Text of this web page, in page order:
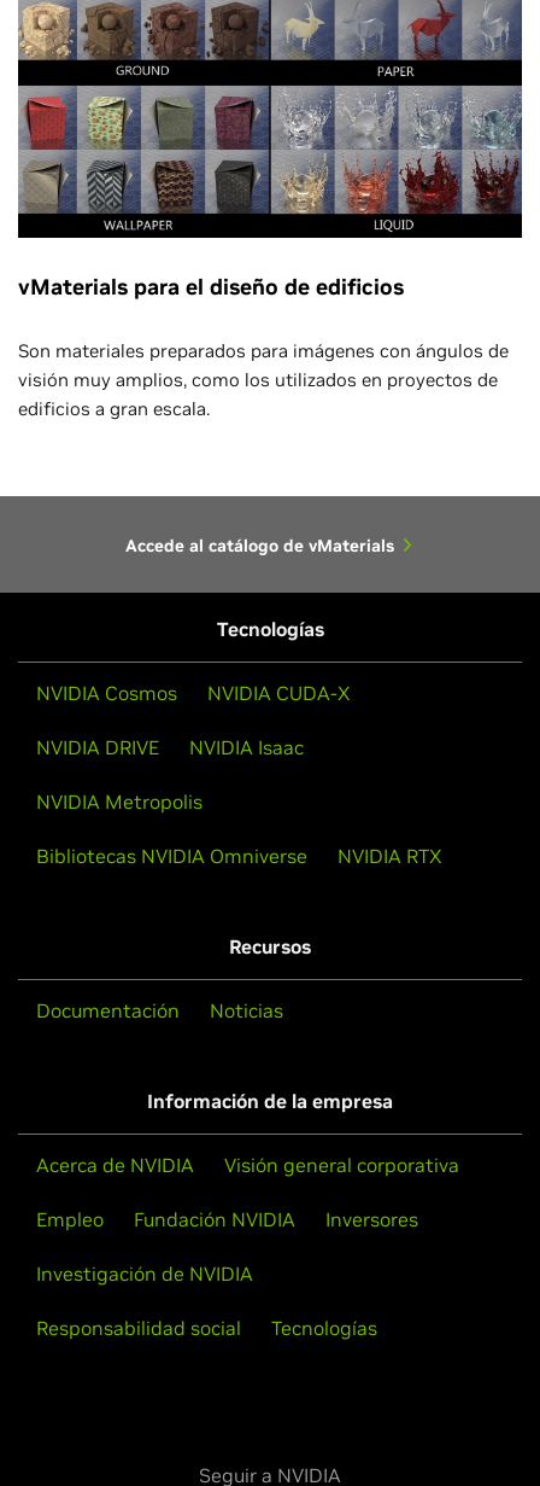
vMaterials para el diseño de edificios
Son materiales preparados para imágenes con ángulos de
visión muy amplios, como los utilizados en proyectos de
edificios a gran escala.
Accede al catálogo de vMaterials
Tecnologías
NVIDIA Cosmos NVIDIA CUDA-X
NVIDIA DRIVE NVIDIA Isaac
NVIDIA Metropolis
Bibliotecas NVIDIA Omniverse NVIDIA RTX
Recursos
Documentación Noticias
Información de la empresa
Acerca de NVIDIA Visión general corporativa
Empleo Fundación NVIDIA Inversores
Investigación de NVIDIA
Responsabilidad social Tecnologías
Seguir a NVIDIA